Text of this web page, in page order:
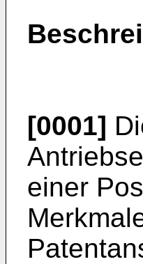
[0001]
einer